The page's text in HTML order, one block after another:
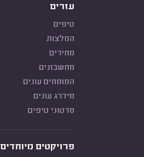
עזרים
טיפים
המלצות
מחירים
מחשבונים
המומחים עונים
מידרג עונים
סרטוני טיפים
פרויקטים מיוחדים